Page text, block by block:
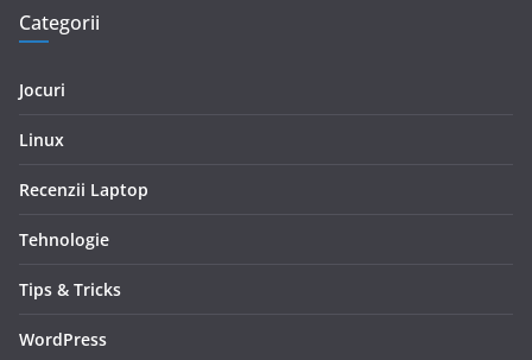
Categorii
Jocuri
Linux
Recenzii Laptop
Tehnologie
Tips & Tricks
WordPress